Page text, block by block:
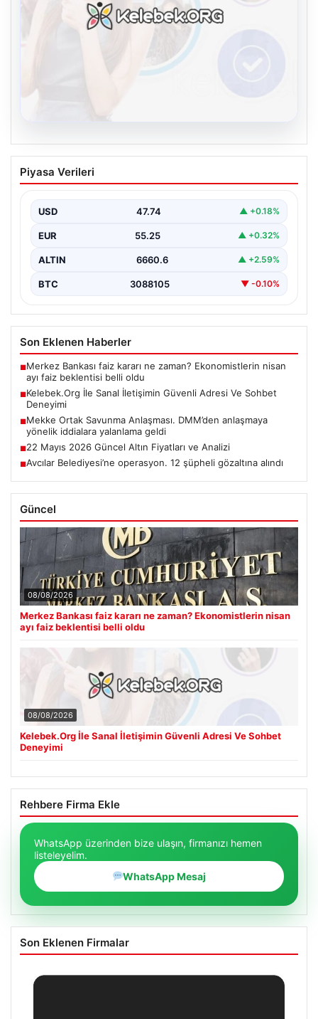
Kelebek.Org İle Sanal İletişimin Güvenli
Adresi Ve Sohbet Deneyimi
kurması kritik bir değer ifade etmektedir. Halen…
Piyasa Verileri
USD 47.74 ▲ +0.18%
EUR 55.25 ▲ +0.32%
ALTIN 6660.6 ▲ +2.59%
BTC 3088105 ▼ -0.10%
Son Eklenen Haberler
■Merkez Bankası faiz kararı ne zaman? Ekonomistlerin nisan
ayı faiz beklentisi belli oldu
■Kelebek.Org İle Sanal İletişimin Güvenli Adresi Ve Sohbet
Deneyimi
■Mekke Ortak Savunma Anlaşması. DMM’den anlaşmaya
yönelik iddialara yalanlama geldi
■22 Mayıs 2026 Güncel Altın Fiyatları ve Analizi
■Avcılar Belediyesi’ne operasyon. 12 şüpheli gözaltına alındı
Güncel
08/08/2026
Merkez Bankası faiz kararı ne zaman? Ekonomistlerin nisan
ayı faiz beklentisi belli oldu
08/08/2026
Kelebek.Org İle Sanal İletişimin Güvenli Adresi Ve Sohbet
Deneyimi
Rehbere Firma Ekle
WhatsApp üzerinden bize ulaşın, firmanızı hemen
listeleyelim.
WhatsApp Mesaj
Son Eklenen Firmalar